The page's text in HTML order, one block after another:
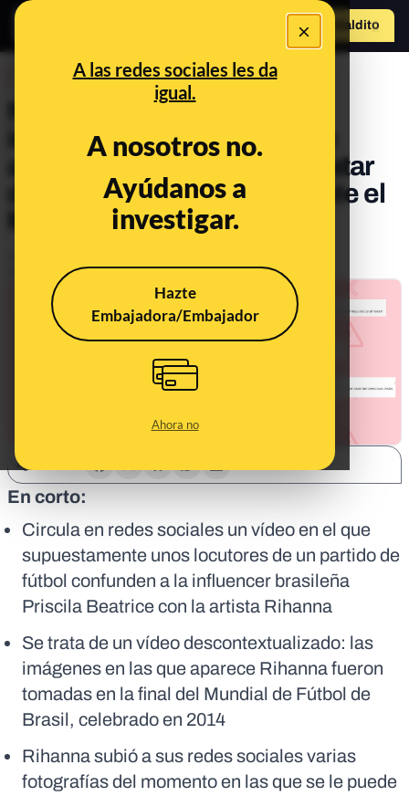
×
A las redes sociales les da
igual.
A nosotros no.
Ayúdanos a
investigar.
Hazte
Embajadora/Embajador
Ahora no
Hazte Maldito
No, este vídeo no es de la
influencer Priscila Beatrice
asistiendo al Mundial de Catar
de 2022: es Rihanna durante el
Mundial de Brasil de 2014
Actualizado elMay 25, 2023, 12:56:00 PM
En corto:
Circula en redes sociales un vídeo en el que
supuestamente unos locutores de un partido de
fútbol confunden a la influencer brasileña
Priscila Beatrice con la artista Rihanna
Se trata de un vídeo descontextualizado: las
imágenes en las que aparece Rihanna fueron
tomadas en la final del Mundial de Fútbol de
Brasil, celebrado en 2014
Rihanna subió a sus redes sociales varias
fotografías del momento en las que se le puede